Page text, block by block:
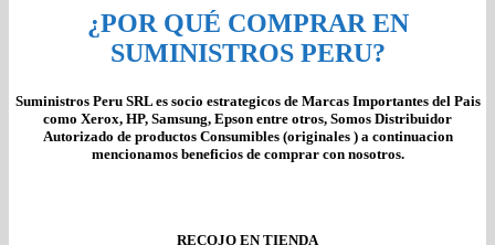
¿POR QUÉ COMPRAR EN
SUMINISTROS PERU?
Suministros Peru SRL es socio estrategicos de Marcas Importantes del Pais
como Xerox, HP, Samsung, Epson entre otros, Somos Distribuidor
Autorizado de productos Consumibles (originales ) a continuacion
mencionamos beneficios de comprar con nosotros.
RECOJO EN TIENDA